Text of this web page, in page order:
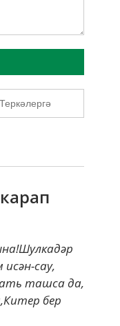
Теркәлергә
сау,
ташса да,
бер